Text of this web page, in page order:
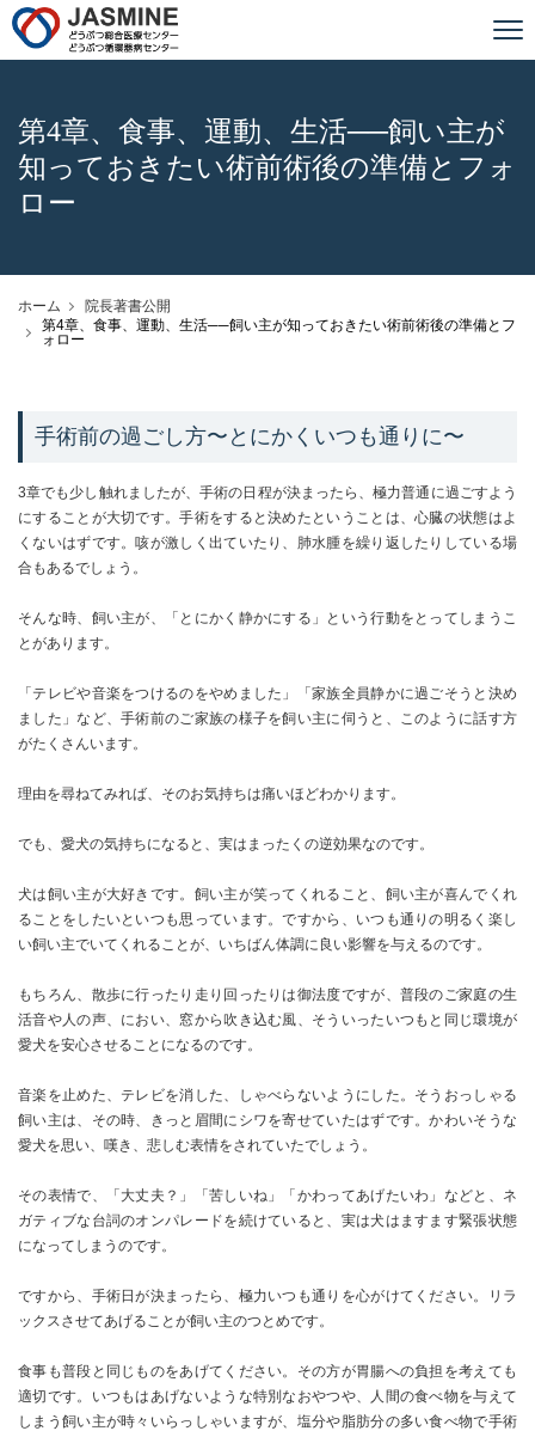
第4章、食事、運動、生活──飼い主が
知っておきたい術前術後の準備とフォ
ロー
ホーム
院長著書公開
第4章、食事、運動、生活──飼い主が知っておきたい術前術後の準備とフ
ォロー
手術前の過ごし方〜とにかくいつも通りに〜
3章でも少し触れましたが、手術の日程が決まったら、極力普通に過ごすよう
にすることが大切です。手術をすると決めたということは、心臓の状態はよ
くないはずです。咳が激しく出ていたり、肺水腫を繰り返したりしている場
合もあるでしょう。
そんな時、飼い主が、「とにかく静かにする」という行動をとってしまうこ
とがあります。
「テレビや音楽をつけるのをやめました」「家族全員静かに過ごそうと決め
ました」など、手術前のご家族の様子を飼い主に伺うと、このように話す方
がたくさんいます。
理由を尋ねてみれば、そのお気持ちは痛いほどわかります。
でも、愛犬の気持ちになると、実はまったくの逆効果なのです。
犬は飼い主が大好きです。飼い主が笑ってくれること、飼い主が喜んでくれ
ることをしたいといつも思っています。ですから、いつも通りの明るく楽し
い飼い主でいてくれることが、いちばん体調に良い影響を与えるのです。
もちろん、散歩に行ったり走り回ったりは御法度ですが、普段のご家庭の生
活音や人の声、におい、窓から吹き込む風、そういったいつもと同じ環境が
愛犬を安心させることになるのです。
音楽を止めた、テレビを消した、しゃべらないようにした。そうおっしゃる
飼い主は、その時、きっと眉間にシワを寄せていたはずです。かわいそうな
愛犬を思い、嘆き、悲しむ表情をされていたでしょう。
その表情で、「大丈夫？」「苦しいね」「かわってあげたいわ」などと、ネ
ガティブな台詞のオンパレードを続けていると、実は犬はますます緊張状態
になってしまうのです。
ですから、手術日が決まったら、極力いつも通りを心がけてください。リラ
ックスさせてあげることが飼い主のつとめです。
食事も普段と同じものをあげてください。その方が胃腸への負担を考えても
適切です。いつもはあげないような特別なおやつや、人間の食べ物を与えて
しまう飼い主が時々いらっしゃいますが、塩分や脂肪分の多い食べ物で手術